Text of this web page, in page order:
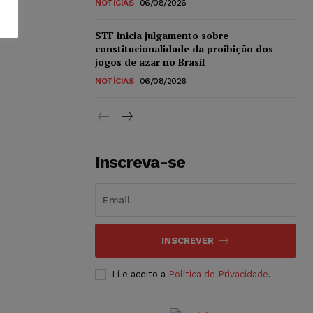
NOTÍCIAS 06/08/2026
STF inicia julgamento sobre
constitucionalidade da proibição dos
jogos de azar no Brasil
NOTÍCIAS 06/08/2026
Inscreva-se
INSCREVER
Li e aceito a Política de Privacidade.